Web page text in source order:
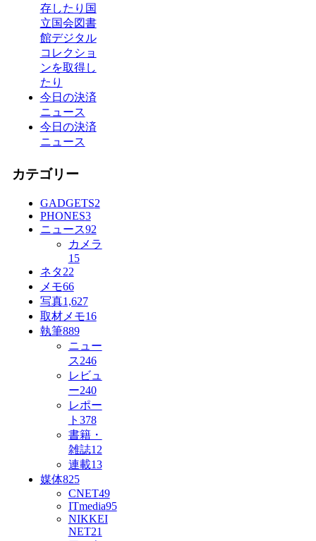
存したり国
立国会図書
館デジタル
コレクショ
ンを取得し
たり
今日の決済
ニュース
今日の決済
ニュース
カテゴリー
GADGETS2
PHONES3
ニュース92
カメラ
15
ネタ22
メモ66
写真1,627
取材メモ16
執筆889
ニュー
ス246
レビュ
ー240
レポー
ト 378
書籍・
雑誌12
連載13
媒体825
CNET49
ITmedia95
NIKKEI
NET21